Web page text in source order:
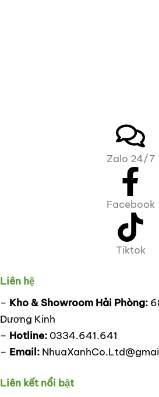
Zalo 24/7
Facebook
Tiktok
Liên hệ
– Kho & Showroom Hải Phòng:
Dương Kinh
– Hotline: 0334.641.641
– Email:
Liên kết nổi bật